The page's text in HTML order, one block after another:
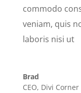
commodo
veniam, quis
laboris nisi ut
Brad
CEO, Divi Corner